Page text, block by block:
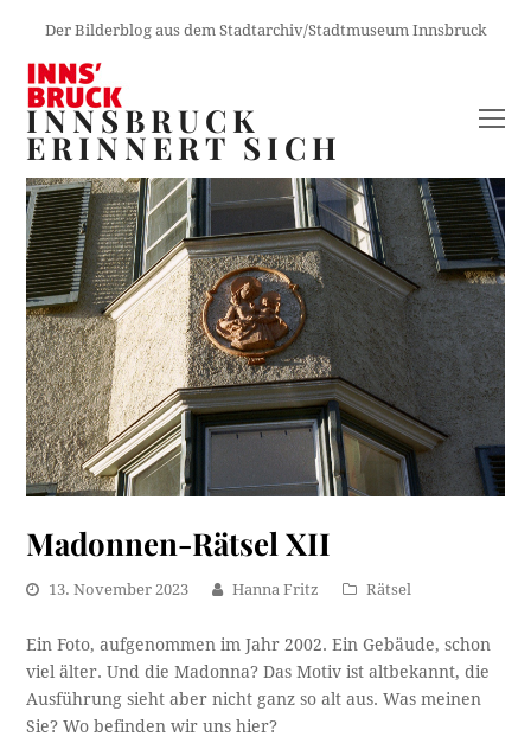
Der Bilderblog aus dem Stadtarchiv/Stadtmuseum Innsbruck
INNSBRUCK
ERINNERT SICH
Madonnen-Rätsel XII
13. November 2023 Hanna Fritz Rätsel
Ein Foto, aufgenommen im Jahr 2002. Ein Gebäude, schon
viel älter. Und die Madonna? Das Motiv ist altbekannt, die
Ausführung sieht aber nicht ganz so alt aus. Was meinen
Sie? Wo befinden wir uns hier?